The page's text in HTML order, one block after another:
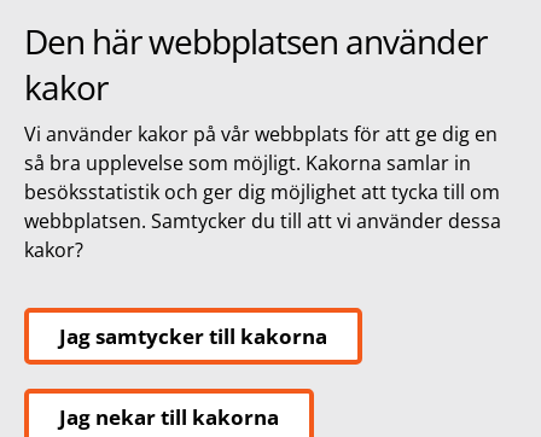
Den här webbplatsen använder
kakor
Vi använder kakor på vår webbplats för att ge dig en
så bra upplevelse som möjligt. Kakorna samlar in
besöksstatistik och ger dig möjlighet att tycka till om
webbplatsen. Samtycker du till att vi använder dessa
kakor?
Jag samtycker till kakorna
Jag nekar till kakorna